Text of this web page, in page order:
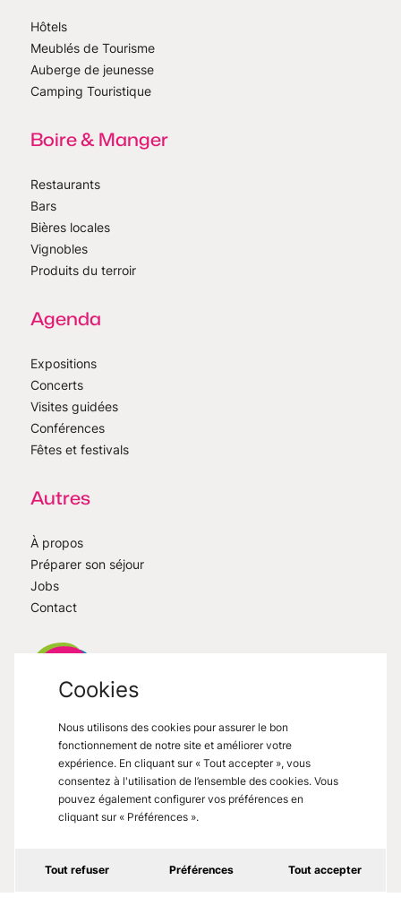
Hôtels
Meublés de Tourisme
Auberge de jeunesse
Camping Touristique
Boire & Manger
Restaurants
Bars
Bières locales
Vignobles
Produits du terroir
Agenda
Expositions
Concerts
Visites guidées
Conférences
Fêtes et festivals
Autres
À propos
Préparer son séjour
Jobs
Contact
VisitMons2026- All right reserved
Grand Place 27, 7000 Mons
Cookies
Nous utilisons des cookies pour assurer le bon
fonctionnement de notre site et améliorer votre
expérience. En cliquant sur « Tout accepter », vous
consentez à l'utilisation de l’ensemble des cookies. Vous
pouvez également configurer vos préférences en
cliquant sur « Préférences ».
Tout refuser Préférences Tout accepter